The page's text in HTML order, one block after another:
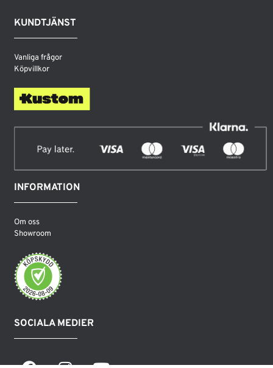
KUNDTJÄNST
Vanliga frågor
Köpvillkor
INFORMATION
Om oss
Showroom
SOCIALA MEDIER